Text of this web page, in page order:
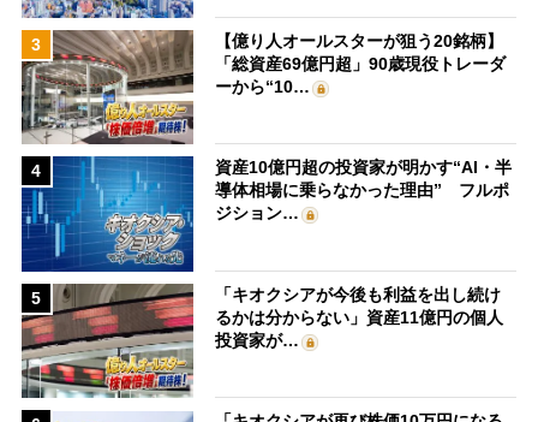
3
【億り人オールスターが狙う20銘柄】
「総資産69億円超」90歳現役トレーダ
ーから“10…
4
資産10億円超の投資家が明かす“AI・半
導体相場に乗らなかった理由” フルポ
ジション…
5
「キオクシアが今後も利益を出し続け
るかは分からない」資産11億円の個人
投資家が…